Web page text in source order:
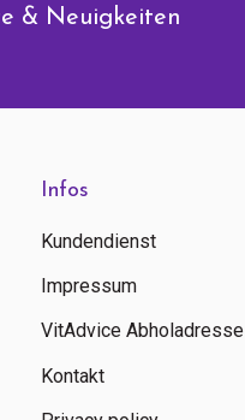
& Neuigkeiten
Infos
Kundendienst
Impressum
VitAdvice Abholadresse
Kontakt